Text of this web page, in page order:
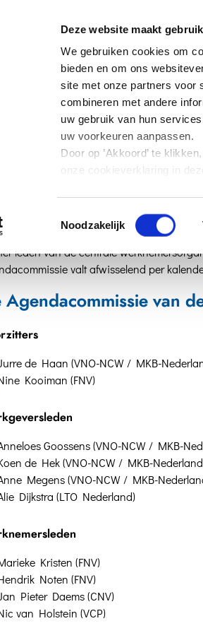
Deze website maakt
We gebruiken cookies om
bieden en om ons
site met onze partners voor
combineren met andere
uw gebruik van hun
uw voorkeuren aanpassen.
Door op ’Akkoord’ te
onze cookieverklaring in
Toestemmingsselectie
Noodzakelijk
Stichting Agendacommissie
Agendacommissie vergadert elke
werkgroepen en bereidt de
over onderwerpen die in
is paritair
leden van de centrale
valt afwisselend per
Agendacommissie van
de Haan (VNO-NCW / MKB-
Kooiman (FNV)
Goossens (VNO-NCW / MKB-
de Hek (VNO-NCW / MKB-
Megens (VNO-NCW / MKB-
Dijkstra (LTO Nederland)
Kristen (FNV)
Noten (FNV)
Pieter Daems (CNV)
van Holstein (VCP)